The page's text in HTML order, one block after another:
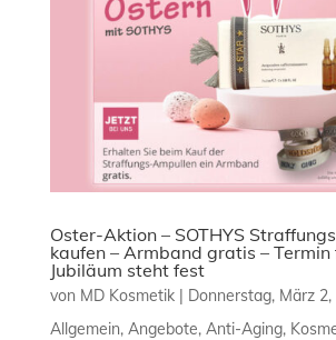
Oster-Aktion – SOTHYS
kaufen – Armband gratis –
Jubiläum steht fest
von MD Kosmetik| Donnerstag, März 2,
Allgemein, Angebote, Anti-Aging,